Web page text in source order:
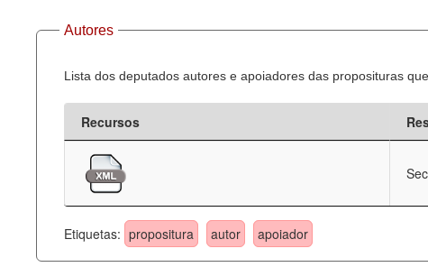
Autores
Lista dos deputados autores e apoiadores das proposituras
Recursos
Etiquetas: propositura autor apoiador